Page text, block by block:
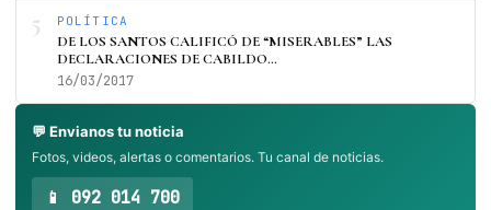
5 POLÍTICA
DE LOS SANTOS CALIFICÓ DE “MISERABLES” LAS
DECLARACIONES DE CABILDO…
16/03/2017
💬 Envianos tu noticia
Fotos, videos, alertas o comentarios. Tu canal de noticias.
📱 092 014 700